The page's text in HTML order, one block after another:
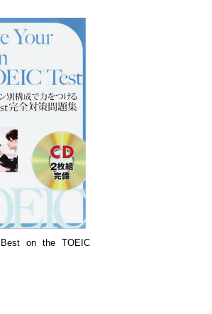
on the TOEIC